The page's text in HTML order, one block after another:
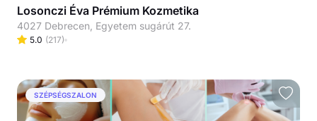
Losonczi Éva Prémium Kozmetika
4027 Debrecen, Egyetem sugárút 27.
5.0 (217)
SZÉPSÉGSZALON